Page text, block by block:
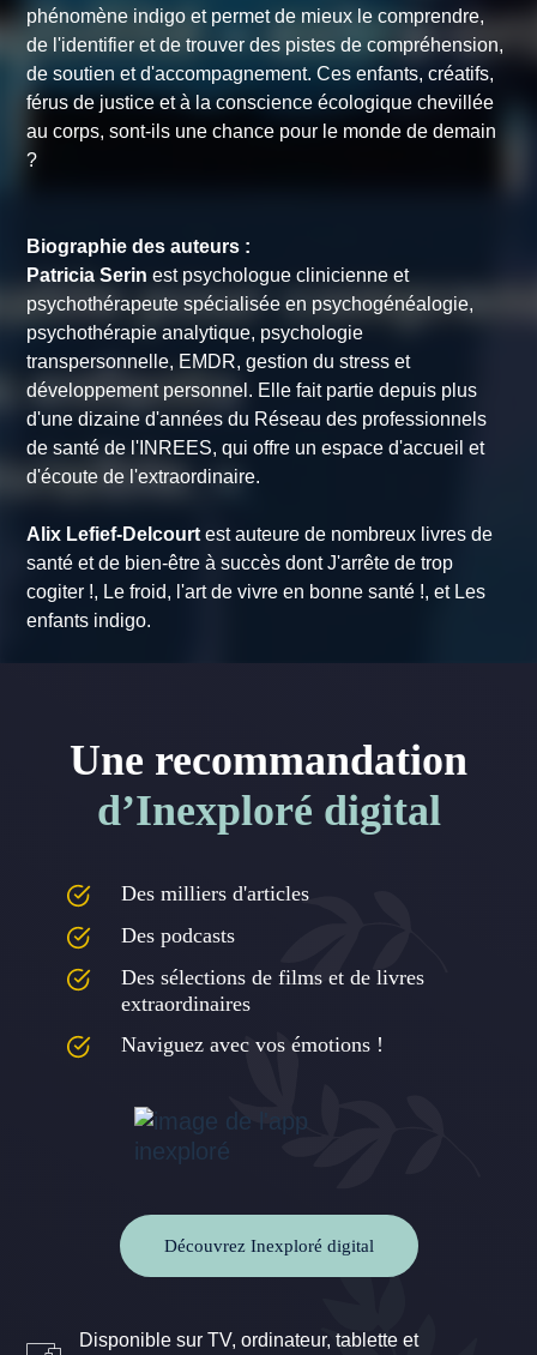
phénomène indigo et permet de mieux le comprendre,
de l'identifier et de trouver des pistes de compréhension,
de soutien et d'accompagnement. Ces enfants, créatifs,
férus de justice et à la conscience écologique chevillée
au corps, sont-ils une chance pour le monde de demain
?
Biographie des auteurs :
Patricia Serin est psychologue clinicienne et
psychothérapeute spécialisée en psychogénéalogie,
psychothérapie analytique, psychologie
transpersonnelle, EMDR, gestion du stress et
développement personnel. Elle fait partie depuis plus
d'une dizaine d'années du Réseau des professionnels
de santé de l'INREES, qui offre un espace d'accueil et
d'écoute de l'extraordinaire.
Alix Lefief-Delcourt est auteure de nombreux livres de
santé et de bien-être à succès dontJ'arrête de trop
cogiter !, Le froid, l'art de vivre en bonne santé !, et Les
enfants indigo.
Une recommandation
d’Inexploré digital
Des milliers d'articles
Des podcasts
Des sélections de films et de livres
extraordinaires
Naviguez avec vos émotions !
Découvrez Inexploré digital
Disponible sur TV, ordinateur, tablette et